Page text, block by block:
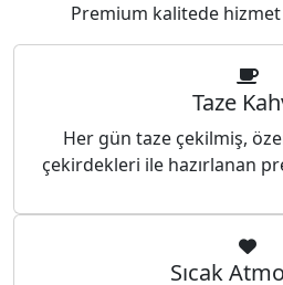
Premium kalitede
Taze
Her gün taze çekilmiş,
çekirdekleri ile hazırlanan
Sıcak